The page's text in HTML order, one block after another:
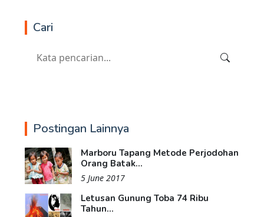
Cari
Postingan Lainnya
Marboru Tapang Metode Perjodohan
Orang Batak...
5 June 2017
Letusan Gunung Toba 74 Ribu
Tahun...